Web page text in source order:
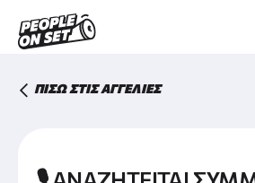
main
ΠΙΣΩ ΣΤΙΣ ΑΓΓΕΛΙΕΣ